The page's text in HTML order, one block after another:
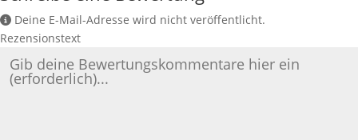
Deine E-Mail-Adresse wird nicht veröffentlicht.
Rezensionstext